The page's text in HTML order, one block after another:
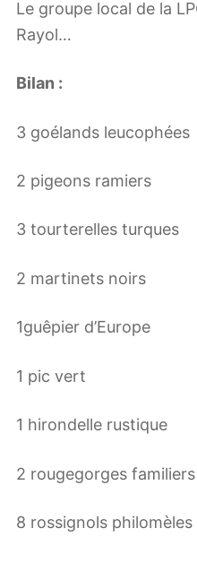
Le groupe local de la
Rayol…
Bilan :
3 goélands leucophées
2 pigeons ramiers
3 tourterelles turques
2 martinets noirs
1guêpier d’Europe
1 pic vert
1 hirondelle rustique
2 rougegorges familiers
8 rossignols philomèles